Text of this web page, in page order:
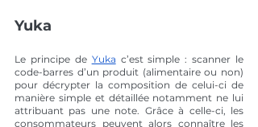
Yuka
Le principe de Yuka c’est simple : scanner le
code-barres d’un produit (alimentaire ou non)
pour décrypter la composition de celui-ci de
manière simple et détaillée notamment ne lui
attribuant pas une note. Grâce à celle-ci, les
consommateurs peuvent alors connaître les